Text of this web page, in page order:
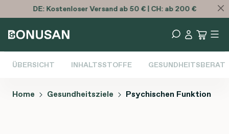
DE: KostenloserVersand ab 50 € | CH: ab 200 €
ÜBERSICHT INHALTSSTOFFE
Home Gesundheitsziele Psychischen Funktion